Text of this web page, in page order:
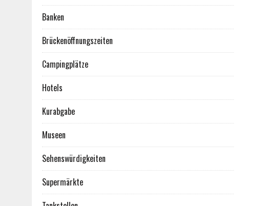
Banken
Brückenöffnungszeiten
Campingplätze
Hotels
Kurabgabe
Museen
Sehenswürdigkeiten
Supermärkte